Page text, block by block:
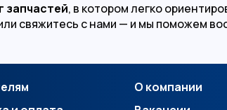
запчастей, в котором легко
свяжитесь с нами — и мы поможем
О компании